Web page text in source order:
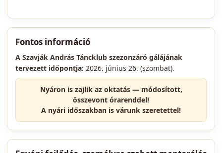
Fontos információ
A Szavják András Táncklub szezonzáró gálájának
tervezett időpontja: 2026. június 26. (szombat).
Nyáron is zajlik az oktatás — módosított,
összevont órarenddel!
A nyári időszakban is várunk szeretettel!